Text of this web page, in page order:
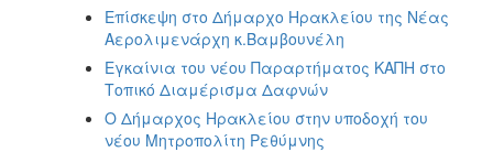
Επίσκεψη στο Δήμαρχο Ηρακλείου της Νέας
Αερολιμενάρχη κ.Βαμβουνέλη
Eγκαίνια του νέου Παραρτήματος ΚΑΠΗ στο
Τοπικό Διαμέρισμα Δαφνών
Ο Δήμαρχος Ηρακλείου στην υποδοχή του
νέου Μητροπολίτη Ρεθύμνης